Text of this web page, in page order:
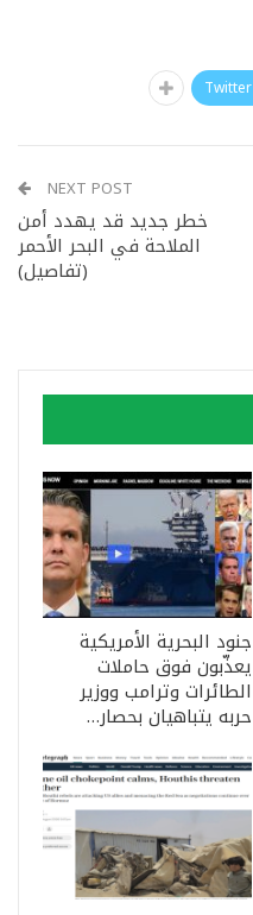
Twitter
NEXT POST
خطر جديد قد يهدد أمن
الملاحة في البحر الأحمر
(تفاصيل)
جنود البحرية الأمريكية
يعذّبون فوق حاملات
الطائرات وترامب ووزير
حربه يتباهيان بحصار…